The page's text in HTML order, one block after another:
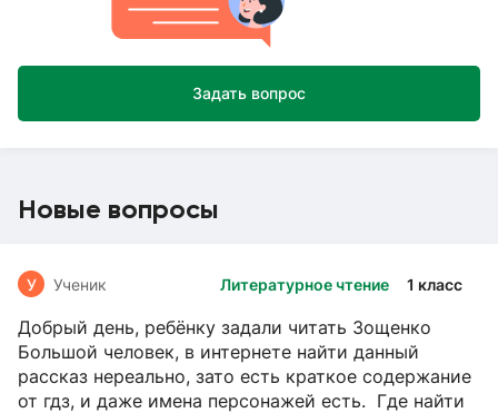
Задать вопрос
Новые вопросы
Литературное чтение 1 класс
У Ученик
Добрый день, ребёнку задали читать Зощенко
Большой человек, в интернете найти данный
рассказ нереально, зато есть краткое содержание
от гдз, и даже имена персонажей есть. Где найти